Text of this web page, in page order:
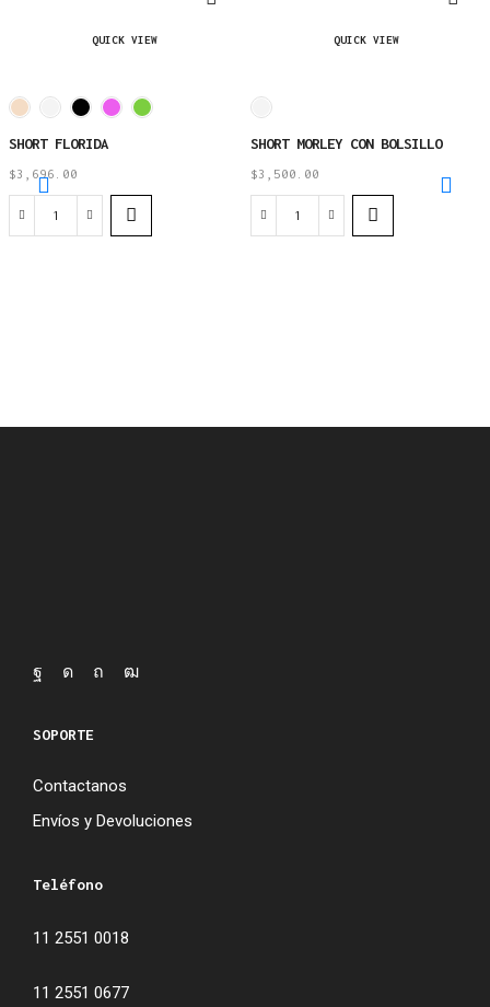
QUICK VIEW
SHORT FLORIDA
$3,696.00
QUICK VIEW
SHORT MORLEY CON BOLSILLO
$3,500.00
SOPORTE
Contactanos
Envíos y Devoluciones
Teléfono
11 2551 0018
11 2551 0677